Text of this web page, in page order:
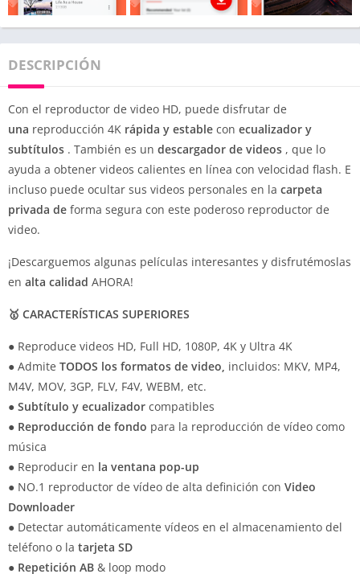
DESCRIPCIÓN
Con el reproductor de video HD, puede disfrutar de
una reproducción 4K rápida y estable con ecualizador y
subtítulos . También es un descargador de videos , que lo
ayuda a obtener videos calientes en línea con velocidad flash. E
incluso puede ocultar sus videos personales en la carpeta
privada de forma segura con este poderoso reproductor de
video.
¡Descarguemos algunas películas interesantes y disfrutémoslas
en alta calidad AHORA!
🥇 CARACTERÍSTICAS SUPERIORES
● Reproduce videos HD, Full HD, 1080P, 4K y Ultra 4K
● Admite TODOS los formatos de video, incluidos: MKV, MP4,
M4V, MOV, 3GP, FLV, F4V, WEBM, etc.
● Subtítulo y ecualizador compatibles
● Reproducción de fondo para la reproducción de vídeo como
música
● Reproducir en la ventana pop-up
● NO.1 reproductor de vídeo de alta definición con Video
Downloader
● Detectar automáticamente vídeos en el almacenamiento del
teléfono o la tarjeta SD
● Repetición AB & loop modo